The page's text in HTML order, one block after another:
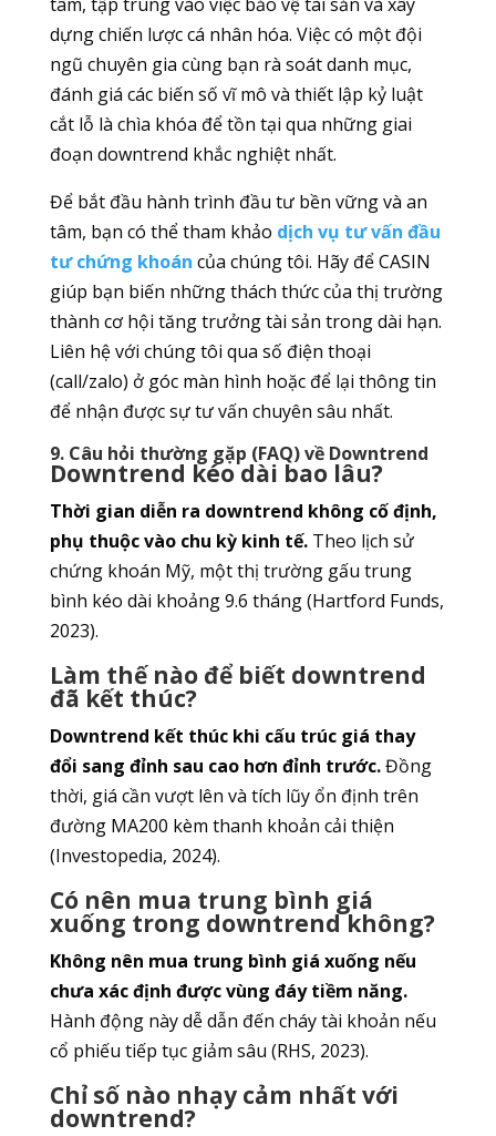
dựng chiến lược cá nhân hóa. Việc có một đội
ngũ chuyên gia cùng bạn rà soát danh mục,
đánh giá các biến số vĩ mô và thiết lập kỷ luật
cắt lỗ là chìa khóa để tồn tại qua những giai
đoạn downtrend khắc nghiệt nhất.
Để bắt đầu hành trình đầu tư bền vững và an
tâm, bạn có thể tham khảo dịch vụ tư vấn đầu
tư chứng khoán của chúng tôi. Hãy để CASIN
giúp bạn biến những thách thức của thị trường
thành cơ hội tăng trưởng tài sản trong dài hạn.
Liên hệ với chúng tôi qua số điện thoại
(call/zalo) ở góc màn hình hoặc để lại thông tin
để nhận được sự tư vấn chuyên sâu nhất.
9. Câu hỏi thường gặp (FAQ) về Downtrend
Downtrend kéo dài bao lâu?
Thời gian diễn ra downtrend không cố định,
phụ thuộc vào chu kỳ kinh tế.Theo lịch sử
chứng khoán Mỹ, một thị trường gấu trung
bình kéo dài khoảng 9.6 tháng (Hartford Funds,
2023).
Làm thế nào để biết downtrend
đã kết thúc?
Downtrend kết thúc khi cấu trúc giá thay
đổi sang đỉnh sau cao hơn đỉnh trước.Đồng
thời, giá cần vượt lên và tích lũy ổn định trên
đường MA200 kèm thanh khoản cải thiện
(Investopedia, 2024).
Có nên mua trung bình giá
xuống trong downtrend không?
Không nên mua trung bình giá xuống nếu
chưa xác định được vùng đáy tiềm năng.
Hành động này dễ dẫn đến cháy tài khoản nếu
cổ phiếu tiếp tục giảm sâu (RHS, 2023).
Chỉ số nào nhạy cảm nhất với
downtrend?